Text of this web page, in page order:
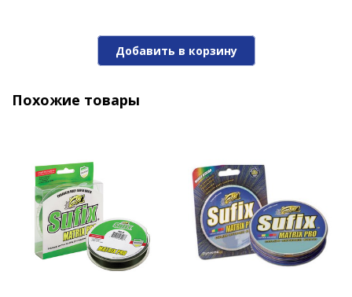
100 м 0.15 мм 10 кг
Добавить в корзину
Похожие товары